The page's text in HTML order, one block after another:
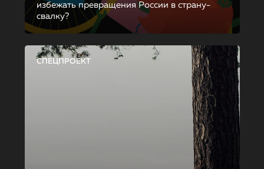
избежать превращения России в страну-
свалку?
СПЕЦПРОЕКТ